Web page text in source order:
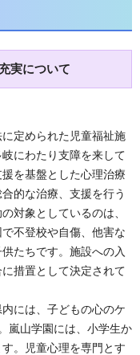
実について
定められた児童福祉施
にわたり支障を来して
を基盤とした心理治療
的な治療、支援を行う
対象としているのは、
不登校や自傷、他害な
たちです。施設への入
措置として決定されて
には、子どもの心のケ
嵐山学園には、小学生か
。児童心理を専門とす